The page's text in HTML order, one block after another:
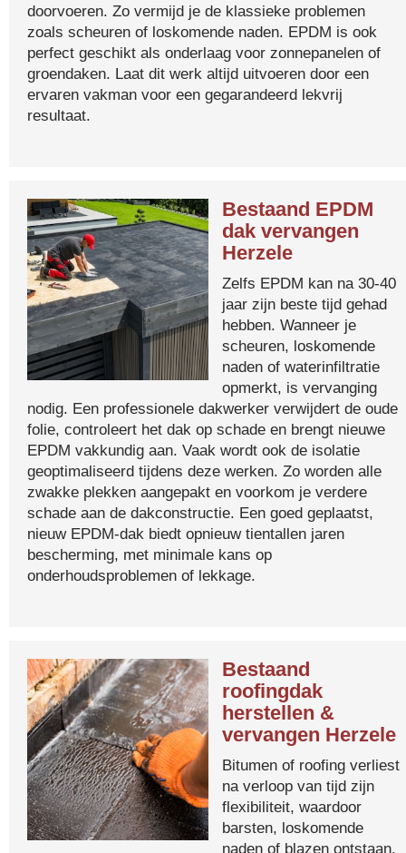
doorvoeren. Zo vermijd je de klassieke problemen
zoals scheuren of loskomende naden. EPDM is ook
perfect geschikt als onderlaag voor zonnepanelen of
groendaken. Laat dit werk altijd uitvoeren door een
ervaren vakman voor een gegarandeerd lekvrij
resultaat.
Bestaand EPDM
dak vervangen
Herzele
Zelfs EPDM kan na 30-40
jaar zijn beste tijd gehad
hebben. Wanneer je
scheuren, loskomende
naden of waterinfiltratie
opmerkt, is vervanging
nodig. Een professionele dakwerker verwijdert de oude
folie, controleert het dak op schade en brengt nieuwe
EPDM vakkundig aan. Vaak wordt ook de isolatie
geoptimaliseerd tijdens deze werken. Zo worden alle
zwakke plekken aangepakt en voorkom je verdere
schade aan de dakconstructie. Een goed geplaatst,
nieuw EPDM-dak biedt opnieuw tientallen jaren
bescherming, met minimale kans op
onderhoudsproblemen of lekkage.
Bestaand
roofingdak
herstellen &
vervangen Herzele
Bitumen of roofing verliest
na verloop van tijd zijn
flexibiliteit, waardoor
barsten, loskomende
naden of blazen ontstaan.